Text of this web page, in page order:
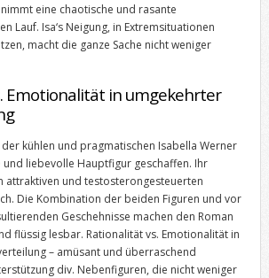
eine chaotische und rasante
Lauf. Isa‘s Neigung, in Extremsituationen
macht die ganze Sache nicht weniger
Emotionalität in umgekehrter
der kühlen und pragmatischen Isabella Werner
und liebevolle Hauptfigur geschaffen. Ihr
attraktiven und testosterongesteuerten
Die Kombination der beiden Figuren und vor
Geschehnisse machen den Roman
flüssig lesbar. Rationalität vs. Emotionalität in
– amüsant und überraschend
div. Nebenfiguren, die nicht weniger